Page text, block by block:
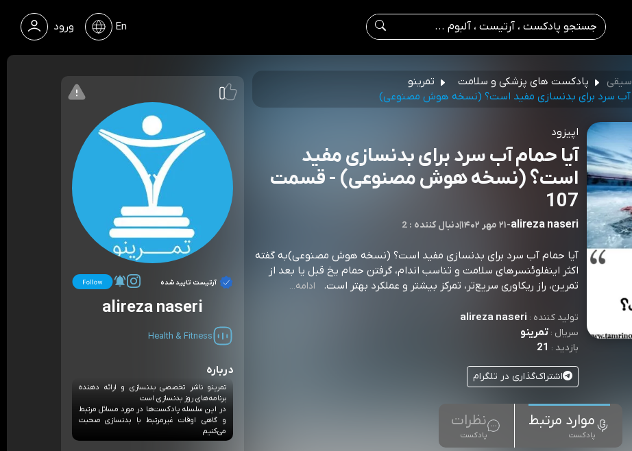
ورود En
پادکست های پزشکی و سلامت
تمرینو
آب سرد برای بدنسازی مفید است؟ (نسخه هوش مصنوعی)
اپیزود
آیا حمام آب سرد برای بدنسازی مفید
است؟ (نسخه هوش مصنوعی) - قسمت
107
alireza naseri
-۲۱ مهر ۱۴۰۲ |2 : دنبال کننده
آیا حمام آب سرد برای بدنسازی مفید است؟ (نسخه هوش مصنوعی)به گفته
اکثر اینفلوئنسرهای سلامت و تناسب اندام، گرفتن حمام یخ قبل یا بعد از
تمرین، راز ریکاوری سریع‌تر، تمرکز بیشتر و عملکرد بهتر است.⁠⁠⁠⁠⁠⁠⁠⁠⁠⁠⁠⁠⁠⁠⁠⁠⁠⁠⁠⁠⁠⁠⁠⁠⁠⁠⁠⁠⁠⁠⁠⁠⁠⁠⁠⁠⁠⁠⁠⁠⁠⁠⁠⁠⁠⁠⁠⁠⁠⁠⁠⁠⁠⁠⁠⁠⁠⁠⁠⁠⁠⁠⁠⁠⁠⁠⁠⁠⁠⁠⁠⁠⁠⁠⁠⁠⁠⁠⁠⁠⁠⁠⁠⁠⁠⁠⁠⁠⁠⁠
ادامه...
تولید کننده : alireza naseri
سریال :تمرینو
بازدید : 21
اشتراک‌گذاری در تلگرام
موارد مرتبط
پادکست
نظرات
پادکست
آرتیست تایید شده
alireza naseri
Health & Fitness
درباره
تمرینو ناشر تخصصی بدنسازی و ارائه دهنده
برنامه‌های روز بدنسازی است
در این سلسله پادکست‌ها در مورد مسائل مرتبط
و گاهی اوقات غیرمرتبط با بدنسازی صحبت
می‌کنیم